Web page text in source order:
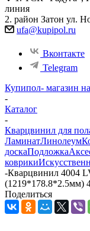
линия
2. район Затон ул.
ufa@kupipol.ru
Вконтакте
Telegram
Купипол- магазин
-
Каталог
-
Кварцвинил для
ЛаминатЛинолеум
доскаПодложка
коврики
-Кварцвинил 4004
(1219*178.8*2.5мм)
Поделиться